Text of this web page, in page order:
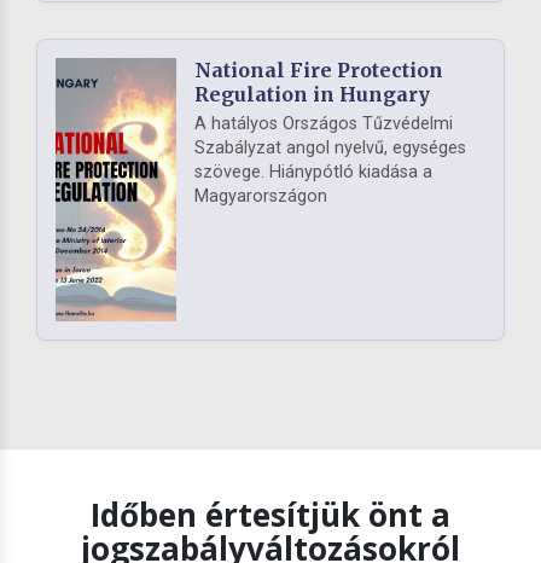
National Fire Protection
Regulation in Hungary
A hatályos Országos Tűzvédelmi
Szabályzat angol nyelvű, egységes
szövege. Hiánypótló kiadása a
Magyarországon
Időben értesítjük önt a
jogszabályváltozásokról